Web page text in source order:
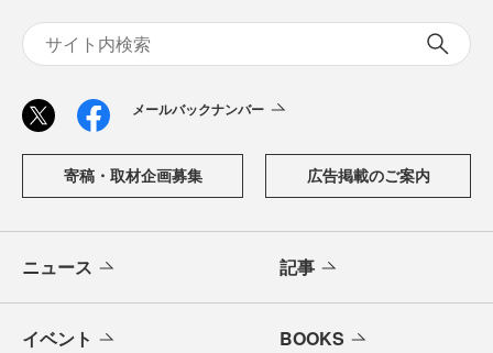
メールバックナンバー
寄稿・取材企画募集 広告掲載のご案内
ニュース 記事
イベント BOOKS